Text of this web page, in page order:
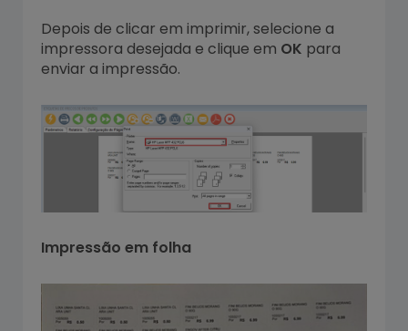
Depois de clicar em imprimir, selecione a
impressora desejada e clique em OK para
enviar a impressão.
Impressão em folha